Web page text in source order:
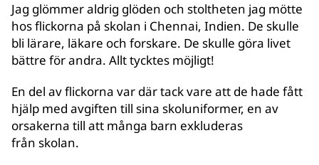
Jag glömmer aldrig glöden och stoltheten jag mötte
hos flickorna på skolan i Chennai, Indien. De skulle
bli lärare, läkare och forskare. De skulle göra livet
bättre för andra. Allt tycktes möjligt!
En del av flickorna var där tack vare att de hade fått
hjälp med avgiften till sina skoluniformer, en av
orsakerna till att många barn exkluderas
från skolan.